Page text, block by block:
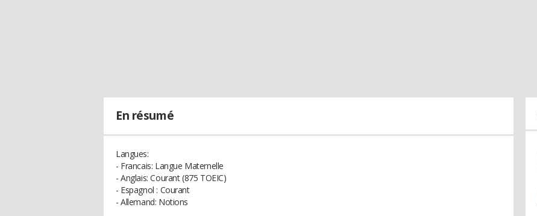
En résumé
Langues:
- Francais: Langue Maternelle
- Anglais: Courant (875 TOEIC)
- Espagnol : Courant
- Allemand: Notions